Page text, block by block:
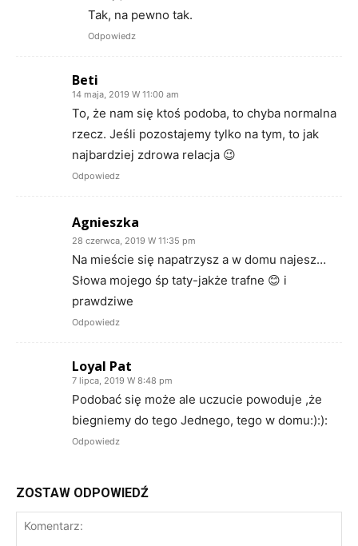
Tak, na pewno tak.
Odpowiedz
Beti
14 maja, 2019 W 11:00 am
To, że nam się ktoś podoba, to chyba normalna
rzecz. Jeśli pozostajemy tylko na tym, to jak
najbardziej zdrowa relacja 😉
Odpowiedz
Agnieszka
28 czerwca, 2019 W 11:35 pm
Na mieście się napatrzysz a w domu najesz…
Słowa mojego śp taty-jakże trafne 😊 i
prawdziwe
Odpowiedz
Loyal Pat
7 lipca, 2019 W 8:48 pm
Podobać się może ale uczucie powoduje ,że
biegniemy do tego Jednego, tego w domu:):):
Odpowiedz
ZOSTAW ODPOWIEDŹ